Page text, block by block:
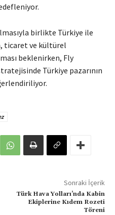
birlikte Türkiye ile
ticaret ve kültürel
beklenirken, Fly
Türkiye pazarının
Sonraki İçerik
Türk Hava Yolları’nda Kabin
Ekiplerine Kıdem Rozeti
Töreni